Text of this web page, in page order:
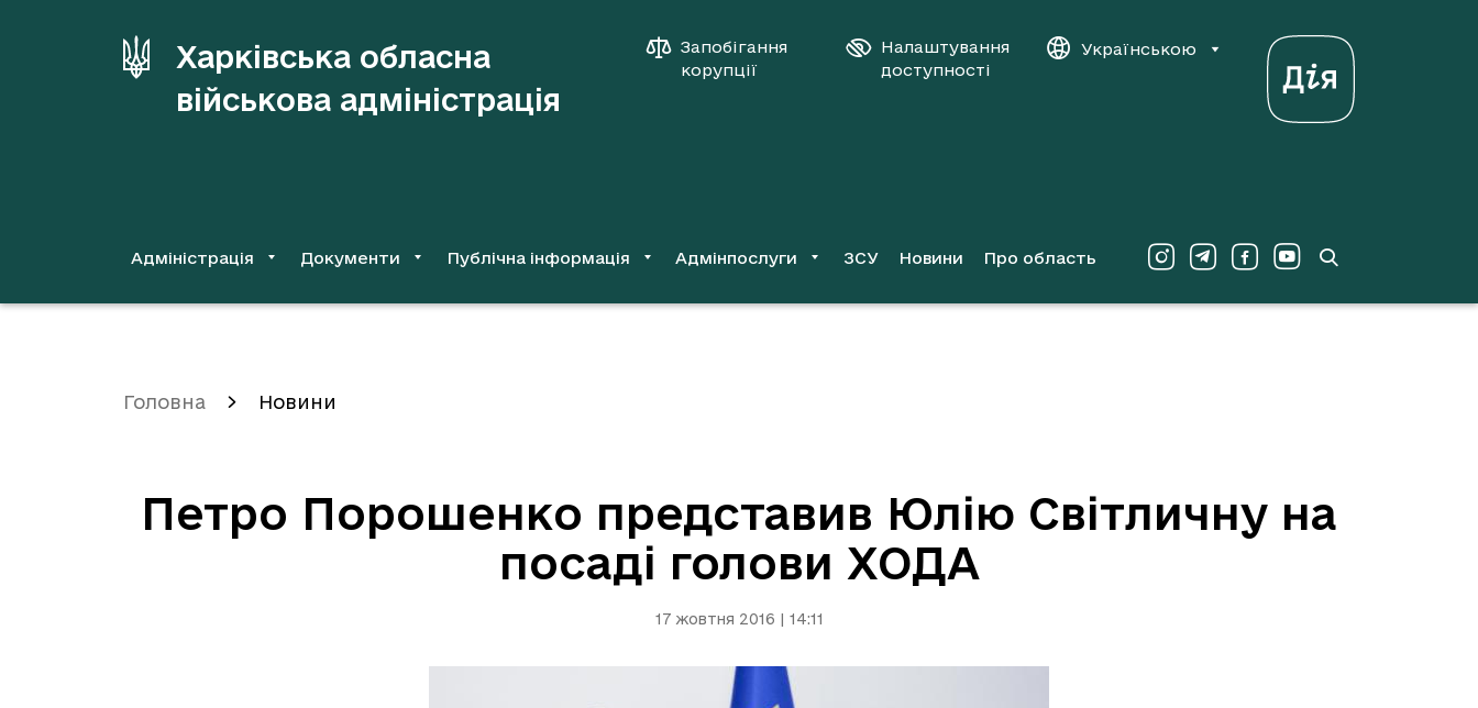
Харківська обласна
військова адміністрація
Запобігання
корупції
Налаштування
доступності
Українською
Адміністрація Документи Публічна інформація Адмінпослуги ЗСУ Новини Про область
Головна Новини
Петро Порошенко представив Юлію Світличну на
посаді голови ХОДА
17 жовтня 2016 | 14:11